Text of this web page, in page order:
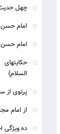
چهل
امام
امام
السلام)
پرتوی از
از امام
ده ویژگی